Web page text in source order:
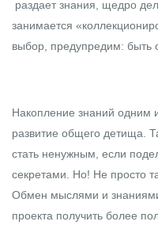
раздает знания, щедро
занимается
выбор, предупредим: быть
Накопление знаний одним
развитие общего детища.
стать ненужным, если
секретами. Но! Не просто
Обмен мыслями и
проекта получить более